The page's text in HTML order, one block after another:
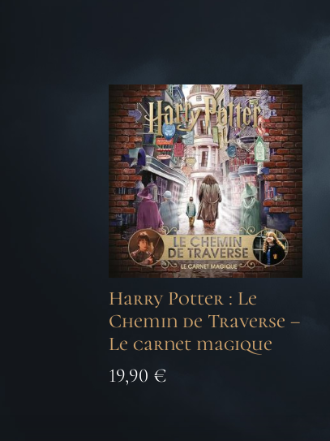
Harry Potter : Le
Chemin de Traverse –
Le carnet magique
19,90 €